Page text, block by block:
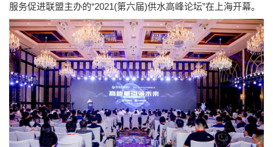
服务促进联盟主办的“2021(第六届)供水高峰论坛”在上海开幕。